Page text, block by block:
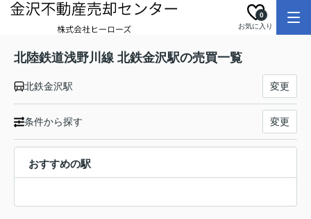
お気に入り
0
北陸鉄道浅野川線 北鉄金沢駅の売買一覧
北鉄金沢駅 変更
条件から探す 変更
おすすめの駅